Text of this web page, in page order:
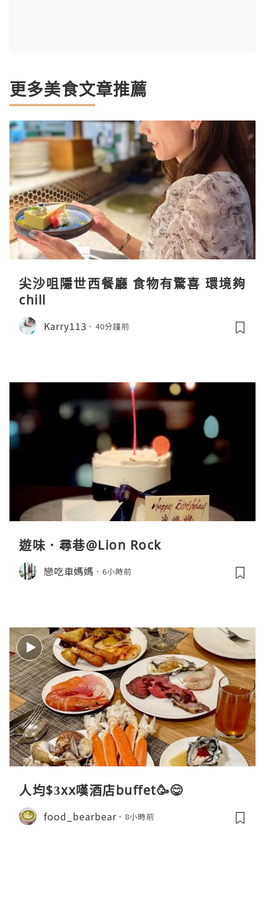
更多美食文章推薦
尖沙咀隱世西餐廳 食物有驚喜 環境夠
chill
Karry113 40分鐘前
遊味．尋巷@Lion Rock
戀吃車媽媽 6小時前
人均$3xx嘆酒店buffet🥳😋
food_bearbear 8小時前